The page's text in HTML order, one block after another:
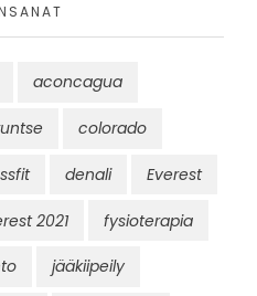
aconcagua
colorado
denali Everest
2021 fysioterapia
jääkiipeily